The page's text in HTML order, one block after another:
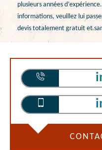
plusieurs années
informations, veuillez lui
devis totalement gratuit et